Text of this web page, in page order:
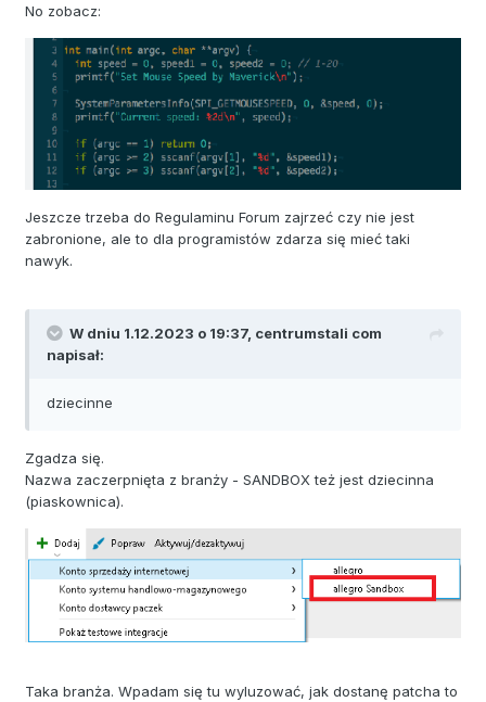
No zobacz:
Jeszcze trzeba do Regulaminu Forum zajrzeć czy nie jest
zabronione, ale to dla programistów zdarza się mieć taki
nawyk.
W dniu 1.12.2023 o 19:37, centrumstali com
napisał:
dziecinne
Zgadza się.
Nazwa zaczerpnięta z branży - SANDBOX też jest dziecinna
(piaskownica).
Taka branża. Wpadam się tu wyluzować, jak dostanę patcha to